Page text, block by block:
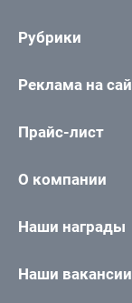
Рубрики
Реклама на
Прайс-лист
О компании
Наши награды
Наши вакансии